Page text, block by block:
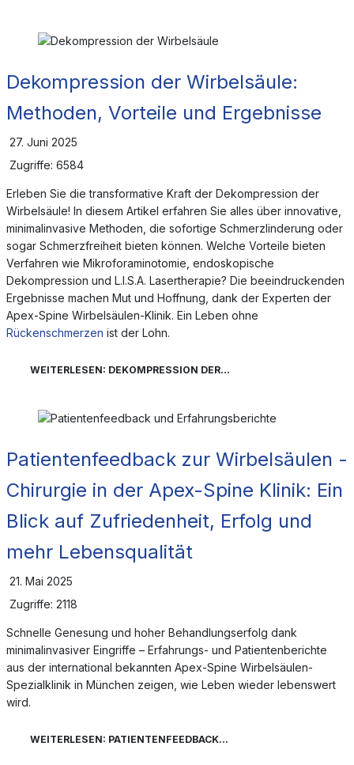
Dekompression der Wirbelsäule:
Methoden, Vorteile und Ergebnisse
27. Juni 2025
Zugriffe: 6584
Erleben Sie die transformative Kraft der Dekompression der
Wirbelsäule! In diesem Artikel erfahren Sie alles über innovative,
minimalinvasive Methoden, die sofortige Schmerzlinderung oder
sogar Schmerzfreiheit bieten können. Welche Vorteile bieten
Verfahren wie Mikroforaminotomie, endoskopische
Dekompression und L.I.S.A. Lasertherapie? Die beeindruckenden
Ergebnisse machen Mut und Hoffnung, dank der Experten der
Apex-Spine Wirbelsäulen-Klinik. Ein Leben ohne
Rückenschmerzen ist der Lohn.
WEITERLESEN: DEKOMPRESSION DER...
Patientenfeedback zur Wirbelsäulen -
Chirurgie in der Apex-Spine Klinik: Ein
Blick auf Zufriedenheit, Erfolg und
mehr Lebensqualität
21. Mai 2025
Zugriffe: 2118
Schnelle Genesung und hoher Behandlungserfolg dank
minimalinvasiver Eingriffe – Erfahrungs- und Patientenberichte
aus der international bekannten Apex-Spine Wirbelsäulen-
Spezialklinik in München zeigen, wie Leben wieder lebenswert
wird.
WEITERLESEN: PATIENTENFEEDBACK...